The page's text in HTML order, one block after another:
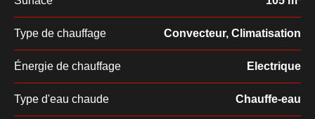
Type de chauffage Convecteur, Climatisation
Énergie de chauffage Electrique
Type d'eau chaude Chauffe-eau